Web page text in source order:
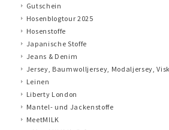
Gutschein
Hosenblogtour 2025
Hosenstoffe
Japanische Stoffe
Jeans & Denim
Jersey, Baumwolljersey, Modaljersey,
Leinen
Liberty London
Mantel- und Jackenstoffe
MeetMILK